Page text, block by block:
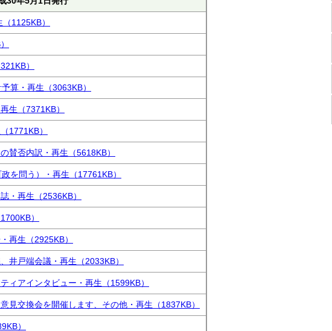
（1125KB）
321KB）
算・再生 （3063KB）
生 （7371KB）
（1771KB）
賛否内訳・再生 （5618KB）
を問う）・再生 （17761KB）
・再生 （2536KB）
1700KB）
再生 （2925KB）
井戸端会議・再生 （2033KB）
ィアインタビュー・再生 （1599KB）
見交換会を開催します、その他・再生 （1837KB）
）